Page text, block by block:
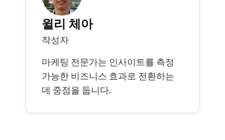
윌리 체아
작성자
마케팅 전문가는 인사이트를 측정
가능한 비즈니스 효과로 전환하는
데 중점을 둡니다.